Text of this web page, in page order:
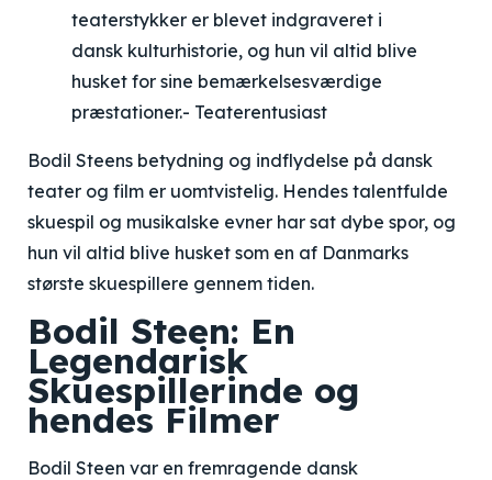
teaterstykker er blevet indgraveret i
dansk kulturhistorie, og hun vil altid blive
husket for sine bemærkelsesværdige
præstationer.- Teaterentusiast
Bodil Steens betydning og indflydelse på dansk
teater og film er uomtvistelig. Hendes talentfulde
skuespil og musikalske evner har sat dybe spor, og
hun vil altid blive husket som en af Danmarks
største skuespillere gennem tiden.
Bodil Steen: En
Legendarisk
Skuespillerinde og
hendes Filmer
Bodil Steen var en fremragende dansk